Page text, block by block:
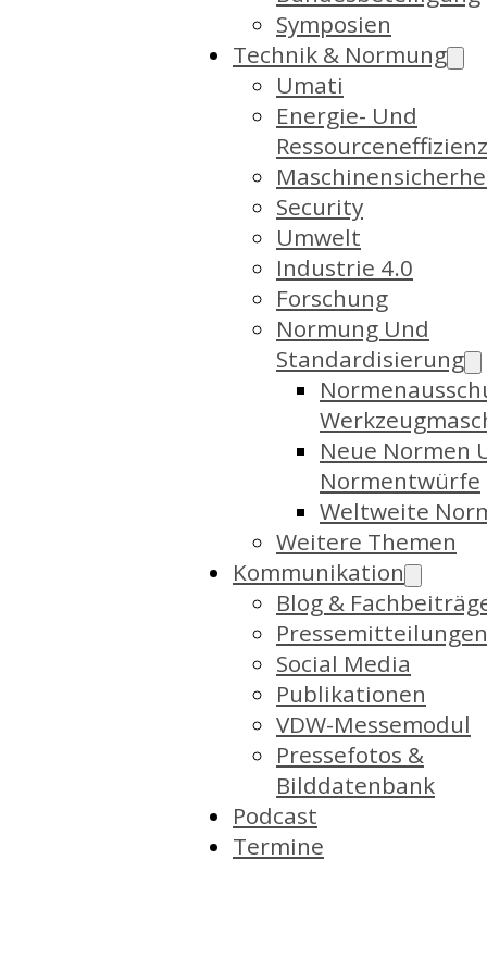
Symposien
Technik & Normung
Umati
Energie- Und
Ressourceneffizienz
Security
Umwelt
Industrie 4.0
Forschung
Normung Und
Standardisierung
Neue Normen
Normentwürfe
Weltweite
Weitere Themen
Kommunikation
Blog &
Pressemitteilungen
Social Media
Publikationen
VDW-Messemodul
Pressefotos &
Bilddatenbank
Podcast
Termine